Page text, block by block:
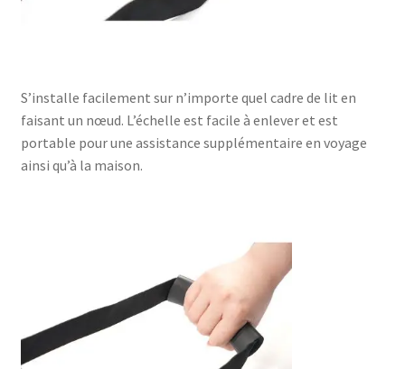
S’installe facilement sur n’importe quel cadre de lit en
faisant un nœud. L’échelle est facile à enlever et est
portable pour une assistance supplémentaire en voyage
ainsi qu’à la maison.